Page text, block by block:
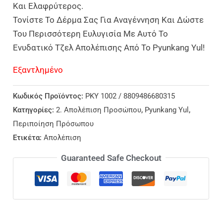
Και Ελαφρύτερος.
Τονίστε Το Δέρμα Σας Για Αναγέννηση Και Δώστε
Του Περισσότερη Ευλυγισία Με Αυτό Το
Ενυδατικό Τζελ Απολέπισης Από Το Pyunkang Yul!
Εξαντλημένο
Κωδικός Προϊόντος: PKY 1002 / 8809486680315
Κατηγορίες:2. Απολέπιση Προσώπου, Pyunkang Yul ,
Περιποίηση Πρόσωπου
Ετικέτα:Απολέπιση
Guaranteed Safe Checkout